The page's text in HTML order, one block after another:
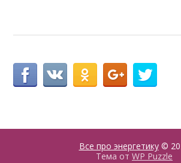
Все про энергетику©
Тема от WP Puzzle